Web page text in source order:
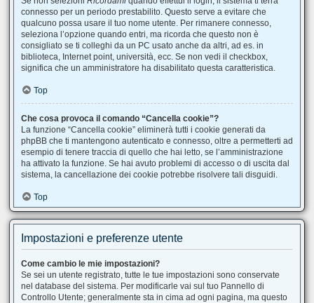
connesso per un periodo prestabilito. Questo serve a evitare che
qualcuno possa usare il tuo nome utente. Per rimanere connesso,
seleziona l’opzione quando entri, ma ricorda che questo non è
consigliato se ti colleghi da un PC usato anche da altri, ad es. in
biblioteca, Internet point, università, ecc. Se non vedi il checkbox,
significa che un amministratore ha disabilitato questa caratteristica.
Top
Che cosa provoca il comando “Cancella cookie”?
La funzione “Cancella cookie” eliminerà tutti i cookie generati da
phpBB che ti mantengono autenticato e connesso, oltre a permetterti ad
esempio di tenere traccia di quello che hai letto, se l’amministrazione
ha attivato la funzione. Se hai avuto problemi di accesso o di uscita dal
sistema, la cancellazione dei cookie potrebbe risolvere tali disguidi.
Top
Impostazioni e preferenze utente
Come cambio le mie impostazioni?
Se sei un utente registrato, tutte le tue impostazioni sono conservate
nel database del sistema. Per modificarle vai sul tuo Pannello di
Controllo Utente; generalmente sta in cima ad ogni pagina, ma questo